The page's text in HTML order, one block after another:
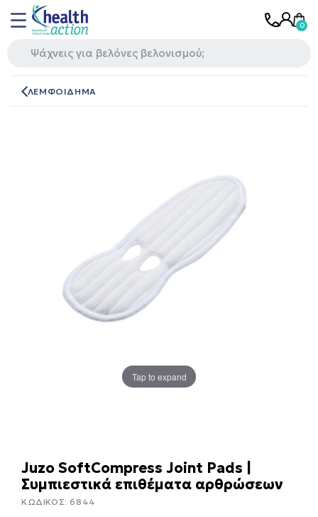
ΛΕΜΦΟΙΔΗΜΑ
Tap to expand
Juzo SoftCompress Joint Pads |
Συμπιεστικά επιθέματα αρθρώσεων
ΚΩΔΙΚΟΣ:6844